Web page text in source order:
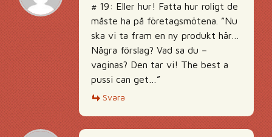
# 19: Eller hur! Fatta hur roligt de
måste ha på företagsmötena. ”Nu
ska vi ta fram en ny produkt här…
Några förslag? Vad sa du –
vaginas? Den tar vi! The best a
pussi can get…”
Svara